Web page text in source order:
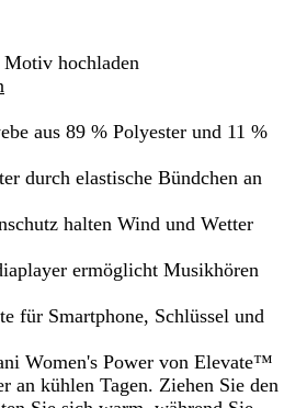
Motiv hochladen
aus 89 % Polyester und 11 %
durch elastische Bündchen an
halten Wind und Wetter
ermöglicht Musikhören
für Smartphone, Schlüssel und
Women's Power von Elevate™
an kühlen Tagen. Ziehen Sie den